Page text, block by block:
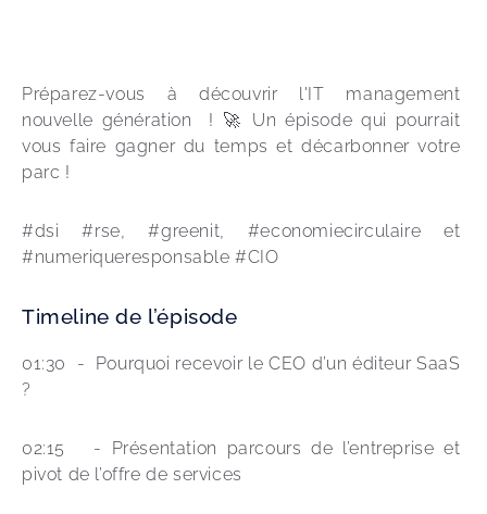
Préparez-vous à découvrir l'IT management
nouvelle génération  ! 🚀 Un épisode qui pourrait
vous faire gagner du temps et décarbonner votre
parc !
#dsi #rse, #greenit, #economiecirculaire et
#numeriqueresponsable #CIO
Timeline de l’épisode
01:30  -  Pourquoi recevoir le CEO d’un éditeur SaaS
?
02:15   - Présentation parcours de l’entreprise et
pivot de l’offre de services